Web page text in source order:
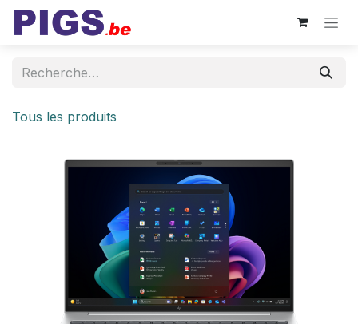
Se rendre au contenu
Tous les produits